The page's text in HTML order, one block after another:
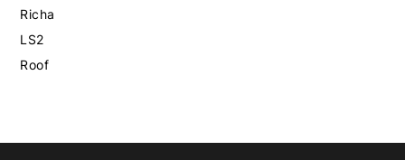
Richa
LS2
Roof